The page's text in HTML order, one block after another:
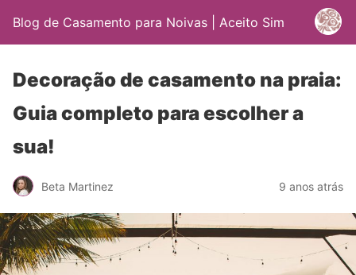
Blog de Casamento para Noivas | Aceito Sim
Decoração de casamento na praia:
Guia completo para escolher a
sua!
Beta Martinez 9 anos atrás